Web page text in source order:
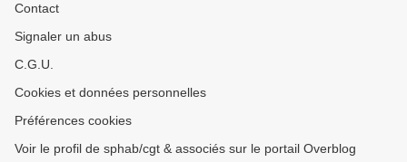
Contact
Signaler un abus
C.G.U.
Cookies et données personnelles
Préférences cookies
Voir le profil de sphab/cgt & associés sur le portail Overblog